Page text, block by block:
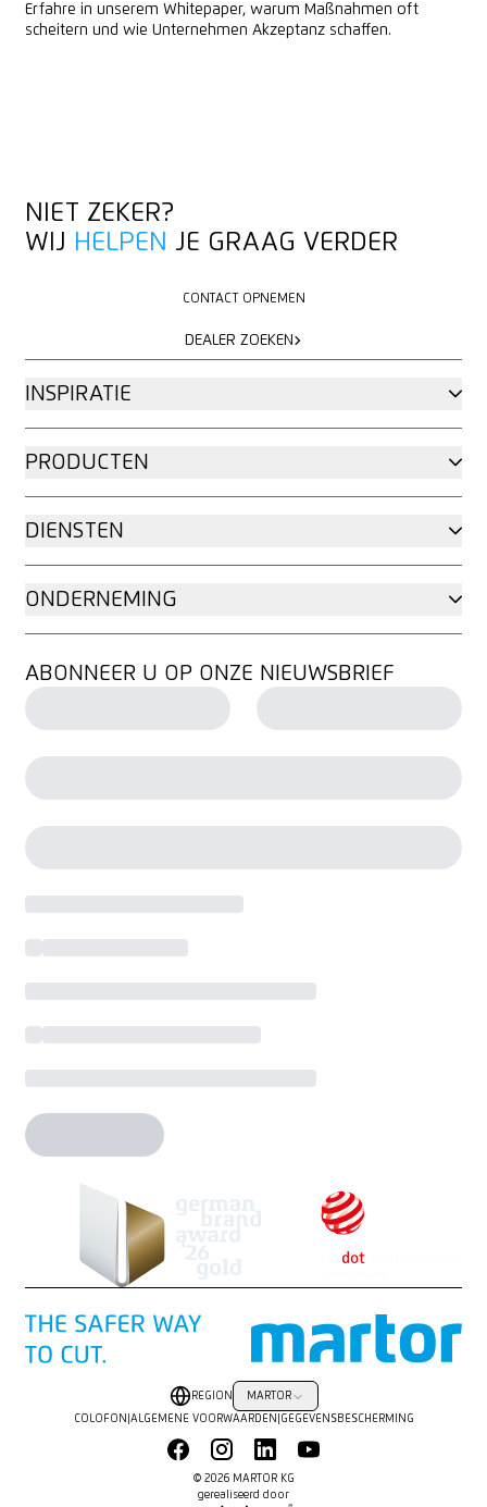
Erfahre in unserem Whitepaper, warum Maßnahmen oft
scheitern und wie Unternehmen Akzeptanz schaffen.
NIET ZEKER?
WIJ HELPEN JE GRAAG VERDER
CONTACT OPNEMEN
DEALER ZOEKEN
INSPIRATIE
PRODUCTEN
DIENSTEN
ONDERNEMING
ABONNEER U OP ONZE NIEUWSBRIEF
© 2026 MARTOR KG
gerealiseerd door
REGION MARTOR
COLOFON ALGEMENE VOORWAARDEN GEGEVENSBESCHERMING